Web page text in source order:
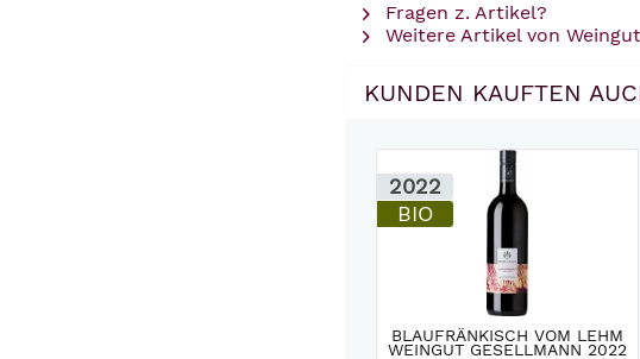
Fragen z. Artikel?
Weitere Artikel von Weingut
KUNDEN KAUFTEN
2022
BIO
BLAUFRÄNKISCH VOM LEHM
WEINGUT GESELLMANN 2022